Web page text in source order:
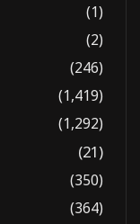
(1)
(2)
(246)
(1,419)
(1,292)
(21)
(350)
(364)